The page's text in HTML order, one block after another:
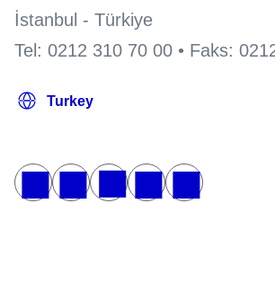
İstanbul - Türkiye
Tel: 0212 310 70 00 • Faks: